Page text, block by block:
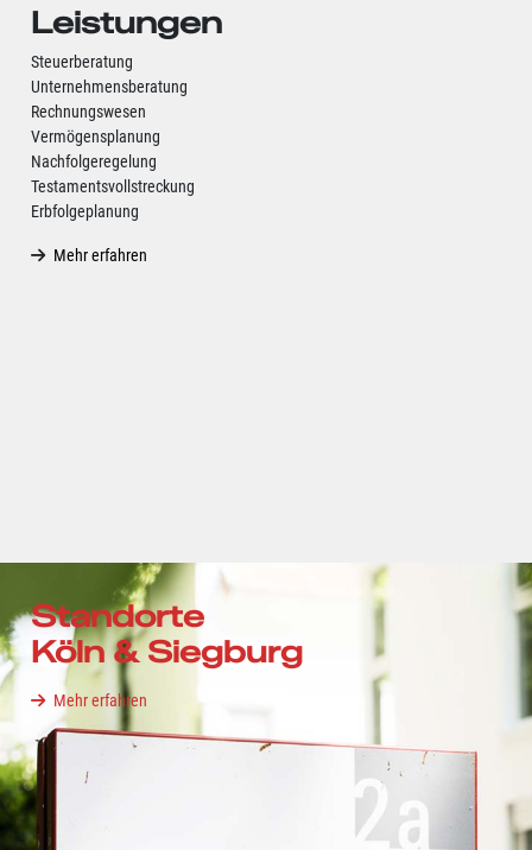
Leistungen
Steuerberatung
Unternehmensberatung
Rechnungswesen
Vermögensplanung
Nachfolgeregelung
Testamentsvollstreckung
Erbfolgeplanung
Mehr erfahren
Standorte
Köln & Siegburg
Mehr erfahren